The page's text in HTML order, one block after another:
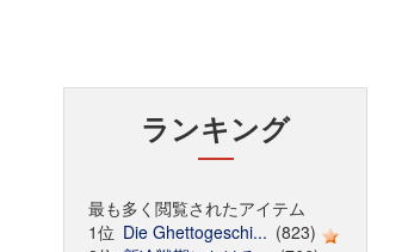
ランキング
最も多く閲覧されたアイテム
1位 Die Ghettogeschi... (823)